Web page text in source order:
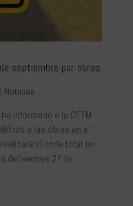
septiembre por obras
| Noticias
informado a la CETM
a las obras en el
el corte total en
del viernes 27 de